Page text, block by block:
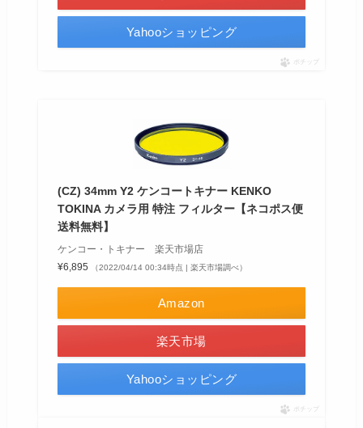
Yahooショッピング
ポチップ
(CZ) 34mm Y2 ケンコートキナー KENKO
TOKINA カメラ用 特注 フィルター【ネコポス便
送料無料】
ケンコー・トキナー 楽天市場店
¥6,895
（2022/04/14 00:34時点 | 楽天市場調べ）
Amazon
楽天市場
Yahooショッピング
ポチップ